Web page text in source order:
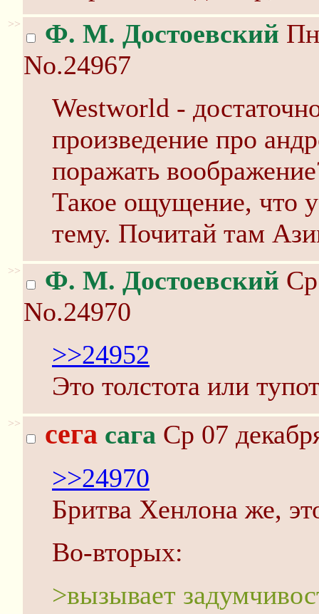
>> Ф. М. Достоевский
No.24967
Westworld -
произведение про
поражать
Такое ощущение, что
тему. Почитай там
>> Ф. М. Достоевский
No.24970
>>24952
Это толстота или
>> сега сага Ср 07
>>24970
Бритва Хенлона же,
Во-вторых:
>вызывает